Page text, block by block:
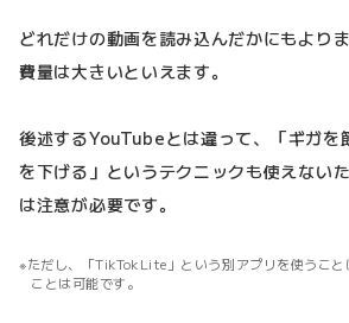
どれだけの動画を読み込んだかにもより
費量は大きいといえます。
後述するYouTubeとは違って、「ギガを
を下げる」というテクニックも使えない
は注意が必要です。
ただし、「TikTokLite」という別アプリを使うこと
ことは可能です。